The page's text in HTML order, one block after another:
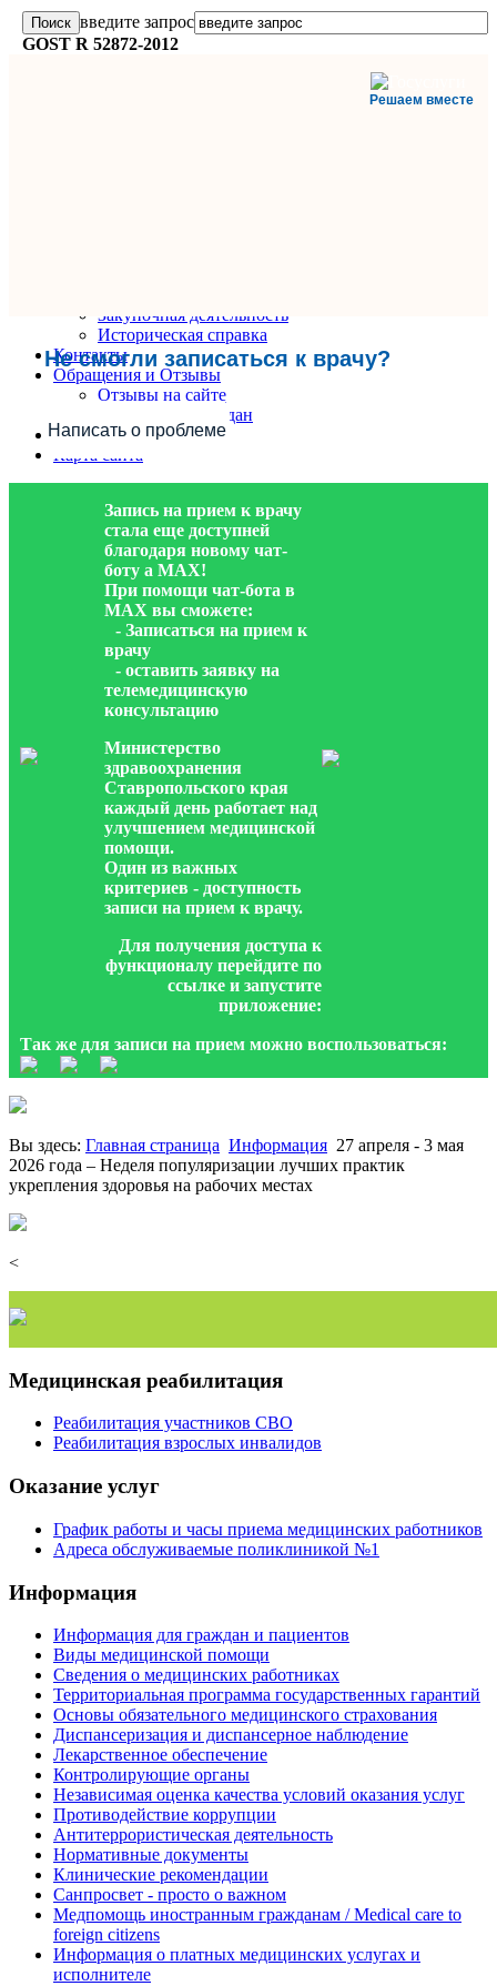
введите запрос
GOST R 52872-2012
Решаем вместе
Не смогли записаться к врачу?
Написать о проблеме
Закупочная деятельность
Историческая справка
Контакты
Обращения и Отзывы
Отзывы на сайте
Обращения граждан
Вопрос-Ответ
Карта сайта
Запись на прием к врачу
стала еще доступней
благодаря новому чат-
боту а МАХ!
При помощи чат-бота в
МАХ вы сможете:
- Записаться на прием к
врачу
- оставить заявку на
телемедицинскую
консультацию
Министерство
здравоохранения
Ставропольского края
каждый день работает над
улучшением медицинской
помощи.
Один из важных
критериев - доступность
записи на прием к врачу.
Для получения доступа к
функционалу перейдите по
ссылке и запустите
приложение:
Так же для записи на прием можно воспользоваться:
Вы здесь: Главная страница Информация 27 апреля - 3 мая
2026 года – Неделя популяризации лучших практик
укрепления здоровья на рабочих местах
<
Медицинская реабилитация
Реабилитация участников СВО
Реабилитация взрослых инвалидов
Оказание услуг
График работы и часы приема медицинских работников
Адреса обслуживаемые поликлиникой №1
Информация
Информация для граждан и пациентов
Виды медицинской помощи
Сведения о медицинских работниках
Территориальная программа государственных гарантий
Основы обязательного медицинского страхования
Диспансеризация и диспансерное наблюдение
Лекарственное обеспечение
Контролирующие органы
Независимая оценка качества условий оказания услуг
Противодействие коррупции
Антитеррористическая деятельность
Нормативные документы
Клинические рекомендации
Санпросвет - просто о важном
Медпомощь иностранным гражданам / Medical care to
foreign citizens
Информация о платных медицинских услугах и
исполнителе